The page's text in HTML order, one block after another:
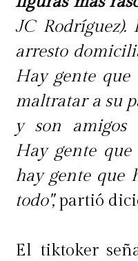
JC
arresto
Hay gente
maltratar a su
y son amigos
Hay gente que
hay gente que
todo",partió
El tiktoker